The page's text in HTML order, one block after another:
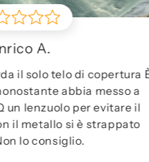
Ben fatta, vale il suo
vuole una griglia seria